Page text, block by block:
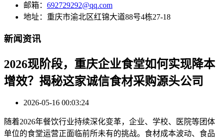
邮箱： 692729292@qq.com
地址：重庆市渝北区红锦大道88号4栋27-18
新闻资讯
2026现阶段，重庆企业食堂如何实现降本
增效？揭秘这家诚信食材采购源头公司
2026-05-16 00:03:24
随着2026年餐饮行业持续深化变革，企业、学校、医院等团体
单位的食堂运营正面临前所未有的挑战。食材成本波动、食品